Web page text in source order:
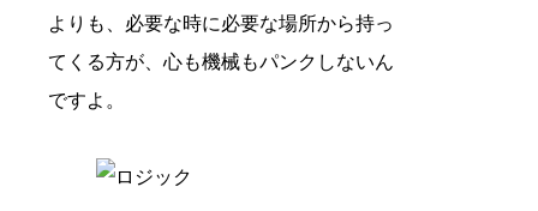
よりも、必要な時に必要な場所から持っ
てくる方が、心も機械もパンクしないん
ですよ。